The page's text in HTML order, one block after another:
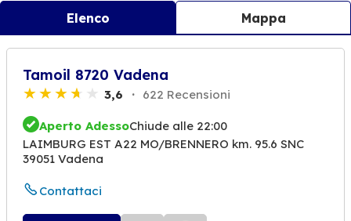
Elenco Mappa
Tamoil 8720 Vadena
3,6 622 Recensioni
Aperto AdessoChiude alle 22:00
LAIMBURG EST A22 MO/BRENNERO km. 95.6 SNC
39051 Vadena
Contattaci